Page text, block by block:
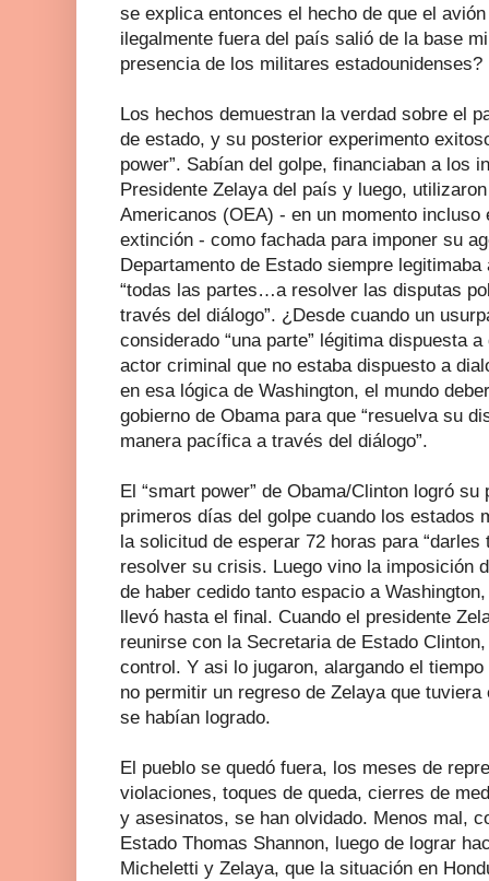
se explica entonces el hecho de que el
ilegalmente fuera del país salió de la base
presencia de los militares estadounidenses?
Los hechos demuestran la verdad sobre el
de estado, y su posterior experimento
power”. Sabían del golpe, financiaban a los
Presidente Zelaya del país y luego,
Americanos (OEA) - en un momento incluso
extinción - como fachada para imponer su
Departamento de Estado siempre
“todas las partes…a resolver las disputas
través del diálogo”. ¿Desde cuando un
considerado “una parte” légitima dispuesta
actor criminal que no estaba dispuesto a
en esa lógica de Washington, el mundo
gobierno de Obama para que “resuelva su
manera pacífica a través del diálogo”.
El “smart power” de Obama/Clinton logró
primeros días del golpe cuando los estados
la solicitud de esperar 72 horas para “darles
resolver su crisis. Luego vino la imposición
de haber cedido tanto espacio a
llevó hasta el final. Cuando el presidente
reunirse con la Secretaria de Estado
control. Y asi lo jugaron, alargando el
no permitir un regreso de Zelaya que
se habían logrado.
El pueblo se quedó fuera, los meses de
violaciones, toques de queda, cierres de
y asesinatos, se han olvidado. Menos mal,
Estado Thomas Shannon, luego de lograr
Micheletti y Zelaya, que la situación en